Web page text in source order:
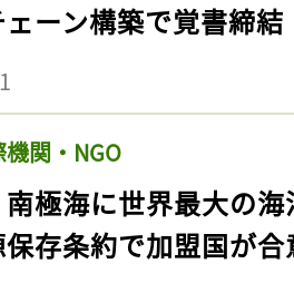
ェーン構築で覚書締結
関・NGO
南極海に世界最大の
存条約で加盟国が合